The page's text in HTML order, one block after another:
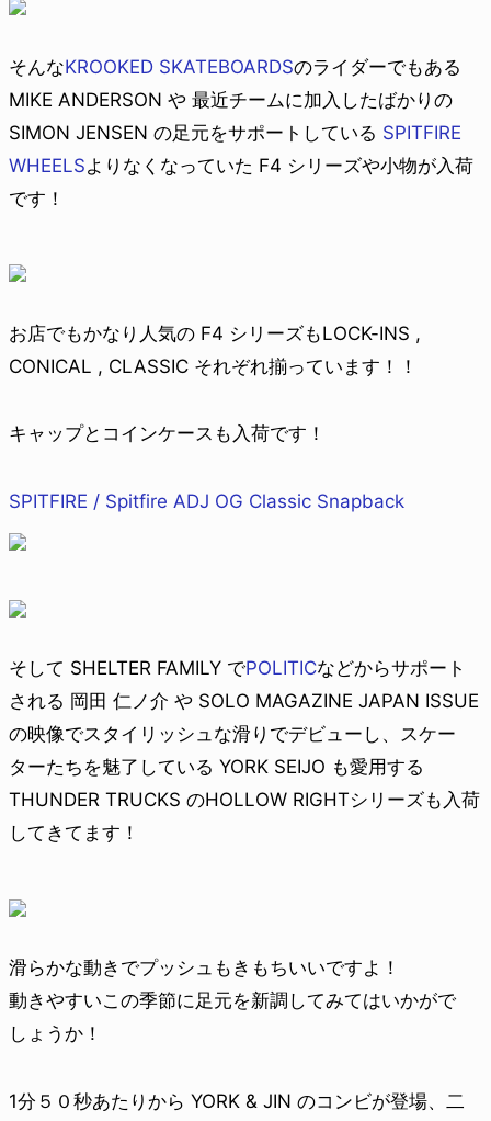
そんなKROOKED SKATEBOARDSのライダーでもある
MIKE ANDERSON や 最近チームに加入したばかりの
SIMON JENSEN の足元をサポートしている SPITFIRE
WHEELSよりなくなっていた F4 シリーズや小物が入荷
です！
お店でもかなり人気の F4 シリーズもLOCK-INS ,
CONICAL , CLASSIC それぞれ揃っています！！
キャップとコインケースも入荷です！
SPITFIRE / Spitfire ADJ OG Classic Snapback
そして SHELTER FAMILY でPOLITICなどからサポート
される 岡田 仁ノ介 や SOLO MAGAZINE JAPAN ISSUE
の映像でスタイリッシュな滑りでデビューし、スケー
ターたちを魅了している YORK SEIJO も愛用する
THUNDER TRUCKS のHOLLOW RIGHTシリーズも入荷
してきてます！
滑らかな動きでプッシュもきもちいいですよ！
動きやすいこの季節に足元を新調してみてはいかがで
しょうか！
1分５０秒あたりから YORK & JIN のコンビが登場、二